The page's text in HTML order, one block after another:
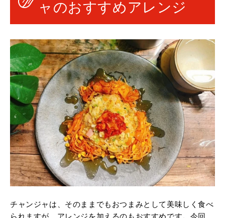
ャのおすすめアレンジ
チャンジャは、そのままでもおつまみとして美味しく食べ
られますが、アレンジを加えるのもおすすめです。今回